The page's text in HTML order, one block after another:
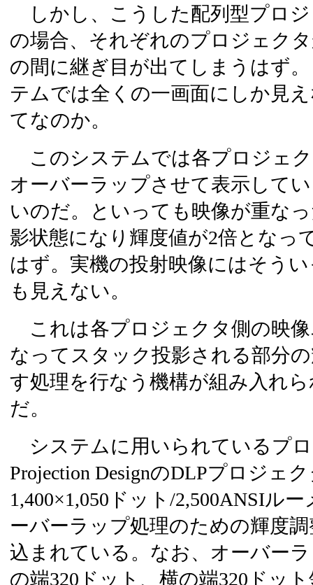
しかし、こうした配列型プロ
の場合、それぞれのプロジェク
の間に継ぎ目が出てしまうはず
テムでは全くの一画面にしか見
てなのか。
このシステムでは各プロジェ
オーバーラップさせて表示して
いのだ。といっても映像が重な
影状態になり輝度値が2倍となっ
はず。実機の投射映像にはそう
も見えない。
これは各プロジェクタ側の映
なってスタック投影される部分
す処理を行なう機構が組み入れ
だ。
システムに用いられているプ
Projection DesignのDLPプロジェ
1,400×1,050ドット/2,500ANSIル
ーバーラップ処理のための輝度
込まれている。なお、オーバー
の端320ドット、横の端320ドッ